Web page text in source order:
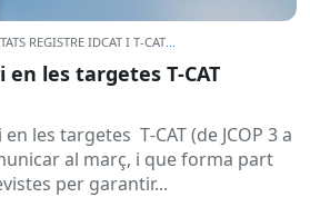
REGISTRE IDCAT I T-CAT
les targetes T‑CAT
les targetes T‑CAT (de JCOP 3 a
al març, i que forma part
per garantir...